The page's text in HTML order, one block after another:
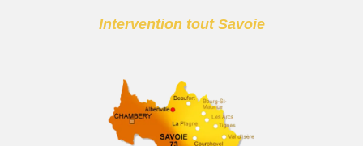
Intervention tout Savoie